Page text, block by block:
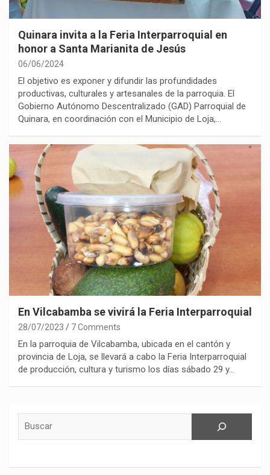
Quinara invita a la Feria Interparroquial en
honor a Santa Marianita de Jesús
06/06/2024
El objetivo es exponer y difundir las profundidades
productivas, culturales y artesanales de la parroquia. El
Gobierno Autónomo Descentralizado (GAD) Parroquial de
Quinara, en coordinación con el Municipio de Loja,…
En Vilcabamba se vivirá la Feria Interparroquial
28/07/2023 7 Comments
En la parroquia de Vilcabamba, ubicada en el cantón y
provincia de Loja, se llevará a cabo la Feria Interparroquial
de producción, cultura y turismo los días sábado 29 y…